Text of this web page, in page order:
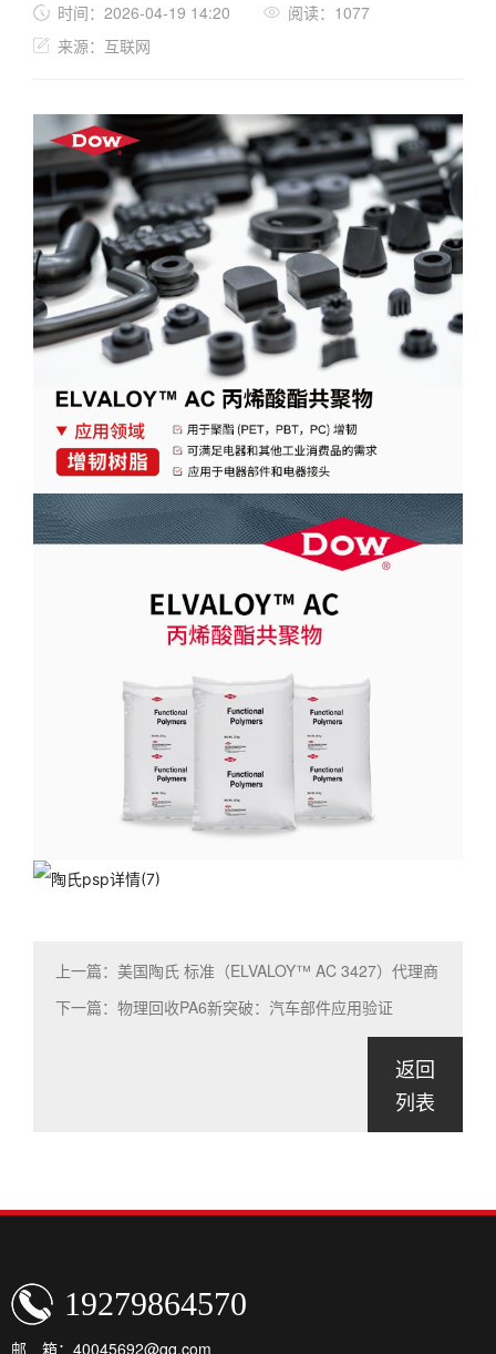
时间：2026-04-19 14:20
阅读：1077
来源：互联网
上一篇：美国陶氏 标准（ELVALOY™ AC 3427）代理商
下一篇：物理回收PA6新突破：汽车部件应用验证
返回
列表
19279864570
邮 箱：40045692@qq.com